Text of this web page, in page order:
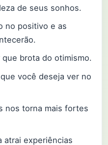
de seus sonhos.
no positivo e as
brota do otimismo.
você deseja ver no
nos torna mais fortes
atrai experiências